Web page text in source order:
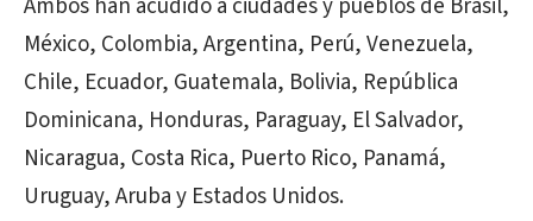
Ambos han acudido a ciudades y pueblos de Brasil,
México, Colombia, Argentina, Perú, Venezuela,
Chile, Ecuador, Guatemala, Bolivia, República
Dominicana, Honduras, Paraguay, El Salvador,
Nicaragua, Costa Rica, Puerto Rico, Panamá,
Uruguay, Aruba y Estados Unidos.